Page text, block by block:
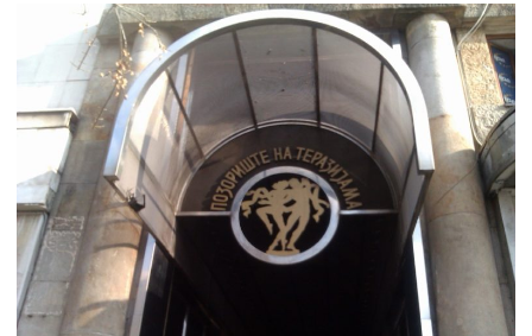
jedan
slon
postao
najveća
reklama
u
varoši